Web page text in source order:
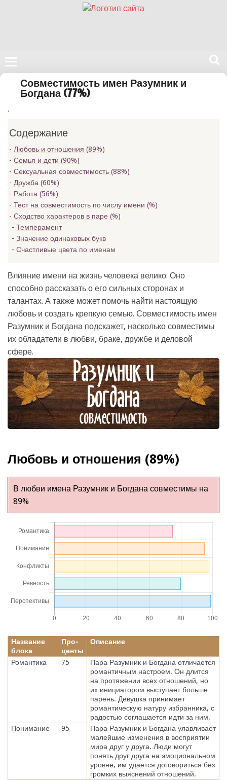
Поиск
сайте
Совместимость имен Разумник и
Богдана (77%)
.
Содержание
Любовь и отношения (89%)
Семья и дети (90%)
Сексуальная совместимость (88%)
Дружба (60%)
Работа (56%)
Тест на совместимость по числу имени (%)
Сходство характеров в паре (%)
Темперамент
Значение одинаковых букв
Счастливые цвета по именам
Влияние имени на жизнь человека велико. Оно
способно рассказать о его сильных сторонах и
талантах. А также может помочь найти настоящую
любовь и создать крепкую семью. Совместимость имен
Разумник и Богдана подскажет, насколько совместимы
их обладатели в любви, браке, дружбе и деловой
сфере.
Любовь и отношения (89%)
В любви имена Разумник и Богдана совместимы на
89%
Название
блока
Про-
центы
Описание
Романтика 75
Пара Разумник и Богдана отличается
романтичным настроем. Он длится
на протяжении всех отношений, но
их инициатором выступает больше
парень. Девушка принимает
романтическую натуру избранника, с
радостью соглашается идти за ним.
Понимание
95
Пара Разумник и Богдана улавливает
малейшие изменения в восприятии
мира друг у друга. Люди могут
понять друг друга на эмоциональном
уровне, им удается договориться без
громких выяснений отношений.